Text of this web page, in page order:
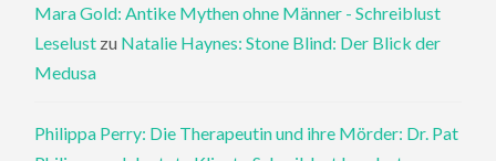
Mara Gold: Antike Mythen ohne Männer - Schreiblust
Leselust zu Natalie Haynes: Stone Blind: Der Blick der
Medusa
Philippa Perry: Die Therapeutin und ihre Mörder: Dr. Pat